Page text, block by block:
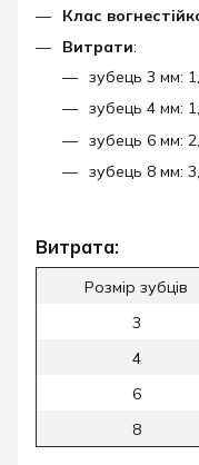
Клас
Витрати:
зубець 3 мм:
зубець 4 мм:
зубець 6 мм:
зубець 8 мм:
Витрата:
Розмір зубців
3
4
6
8